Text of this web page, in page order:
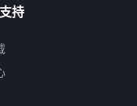
持